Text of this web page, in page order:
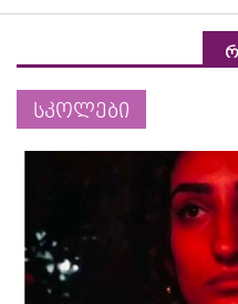
სკოლები